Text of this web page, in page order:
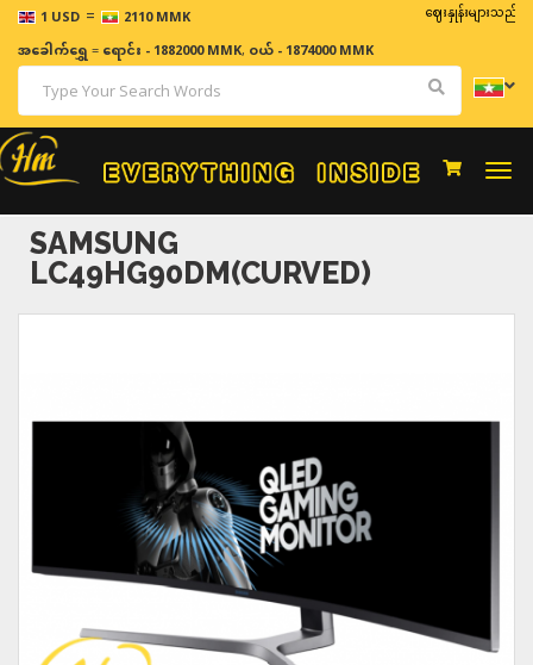
1 USD = 2110 MMK ဈေးနှုန်းများသည် အချိ
အခေါက်ရွှေ=ရောင်း - 1882000 MMK, ဝယ် - 1874000 MMK
SAMSUNG
LC49HG90DM(CURVED)